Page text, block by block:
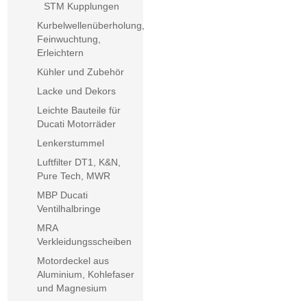
STM Kupplungen
Kurbelwellenüberholung,
Feinwuchtung,
Erleichtern
Kühler und Zubehör
Lacke und Dekors
Leichte Bauteile für
Ducati Motorräder
Lenkerstummel
Luftfilter DT1, K&N,
Pure Tech, MWR
MBP Ducati
Ventilhalbringe
MRA
Verkleidungsscheiben
Motordeckel aus
Aluminium, Kohlefaser
und Magnesium